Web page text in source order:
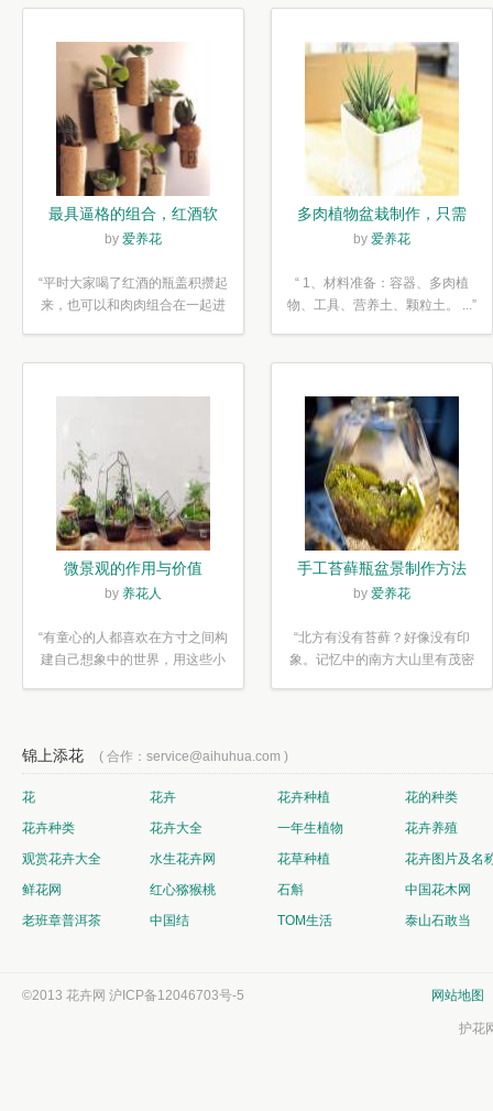
最具逼格的组合，红酒软
木塞diy多肉植物盆栽
by 爱养花
“平时大家喝了红酒的瓶盖积攒起
来，也可以和肉肉组合在一起进
多肉植物盆栽制作，只需
简单6步
by 爱养花
“ 1、材料准备：容器、多肉植
物、工具、营养土、颗粒土。 ...”
微景观的作用与价值
by 养花人
“有童心的人都喜欢在方寸之间构
建自己想象中的世界，用这些小
手工苔藓瓶盆景制作方法
by 爱养花
“北方有没有苔藓？好像没有印
象。记忆中的南方大山里有茂密
锦上添花 ( 合作：service@aihuhua.com )
花 花卉 花卉种植
花的种类
花卉种类
花卉大全 一年生植物
花卉养殖
观赏花卉大全
水生花卉网 花草种植
花卉图片及名
鲜花网
红心猕猴桃 石斛
中国花木网
老班章普洱茶
中国结 TOM生活 泰山石敢当
©2013 花卉网 沪ICP备12046703号-5 网站地图
护花